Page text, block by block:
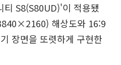
S8(S80UD)'이 적용됐
해상도와 16:9
장면을 또렷하게 구현한